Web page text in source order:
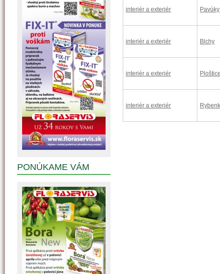
interiér a exteriér Pavúky
interiér a exteriér Blchy
interiér a exteriér
interiér a exteriér
PONÚKAME VÁM